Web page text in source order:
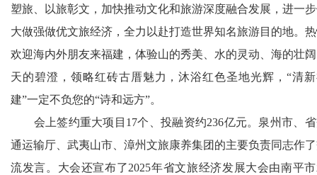
塑旅、以旅彰文，加快推动文化和旅游深度融合发展，进一
大做强做优文旅经济，全力以赴打造世界知名旅游目的地。
欢迎海内外朋友来福建，体验山的秀美、水的灵动、海的壮
天的碧澄，领略红砖古厝魅力，沐浴红色圣地光辉，“清
建”一定不负您的“诗和远方”。
会上签约重大项目17个、投融资约236亿元。泉州市、
通运输厅、武夷山市、漳州文旅康养集团的主要负责同志作
流发言。大会还宣布了2025年省文旅经济发展大会由南平